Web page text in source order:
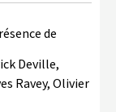
de
Deville,
Ravey, Olivier